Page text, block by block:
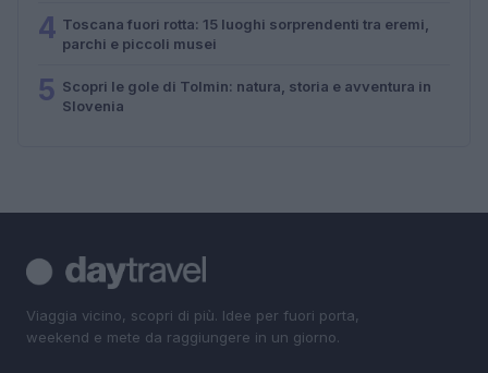
4 Toscana fuori rotta: 15 luoghi sorprendenti tra eremi,
parchi e piccoli musei
5 Scopri le gole di Tolmin: natura, storia e avventura in
Slovenia
Viaggia vicino, scopri di più. Idee per fuori porta,
weekend e mete da raggiungere in un giorno.